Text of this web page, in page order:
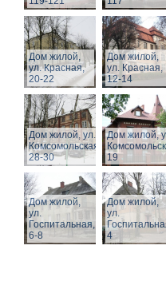
Дом жилой,
ул. Красная,
20-22
Дом жилой,
ул. Красная,
12-14
Дом жилой, ул.
Комсомольская,
28-30
Дом жилой,
19
Дом жилой,
ул.
Госпитальная,
6-8
Дом жилой,
ул.
4